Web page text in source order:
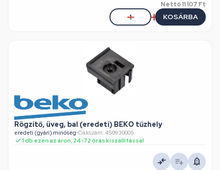
Nettó11 107 Ft
KOSÁRBA
Rögzítő, üveg, bal (eredeti) BEKO tűzhely
eredeti (gyári) minőség•Cikkszám: 450930005
1 db ezen az áron, 24-72 órás kiszállítással